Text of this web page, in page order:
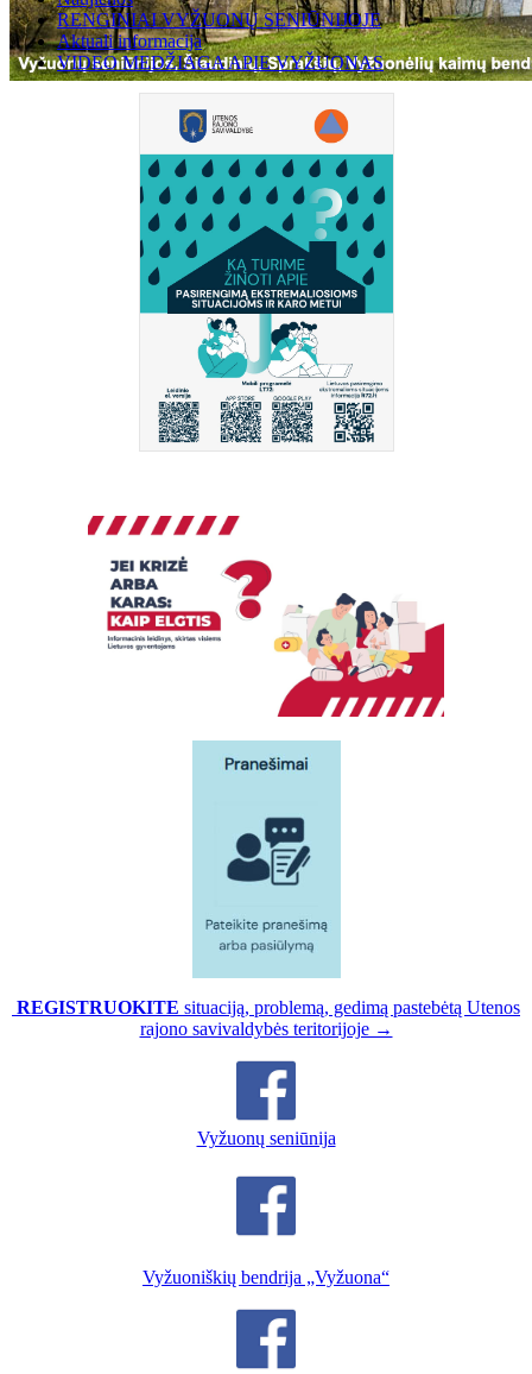
RENGINIAI VYŽUONŲ SENIŪNIJOJE
Aktuali informacija
VIDEO MEDŽIAGA APIE VYŽUONAS
REGISTRUOKITE situaciją, problemą, gedimą pastebėtą Utenos
rajono savivaldybės teritorijoje →
Vyžuonų seniūnija
Vyžuoniškių bendrija „Vyžuona“